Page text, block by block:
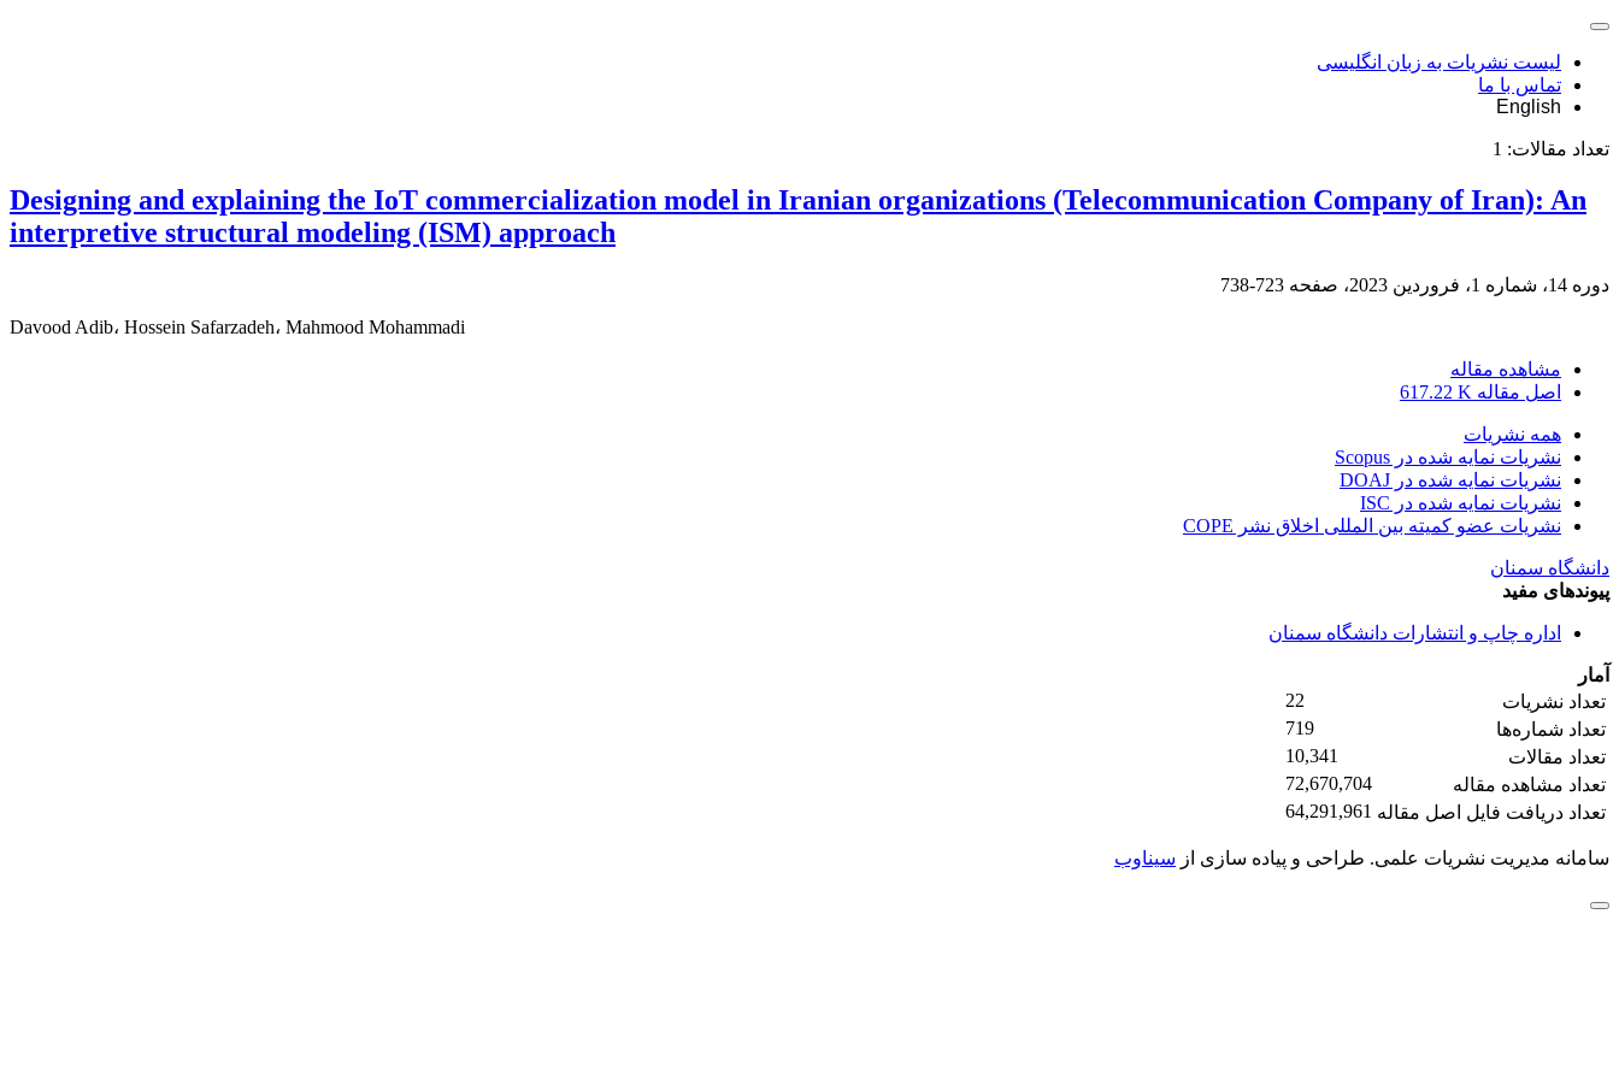
لیست نشریات به زبان انگلیسی
تماس با ما
English
تعداد مقالات: 1
Designing and explaining the IoT commercialization model in Iranian organizations (Telecommunication Company of Iran): An
interpretive structural modeling (ISM) approach
دوره 14، شماره 1، فروردین 2023، صفحه 723-738
Davood Adib، Hossein Safarzadeh، Mahmood Mohammadi
مشاهده مقاله
اصل مقاله 617.22 K
همه نشریات
نشریات نمایه شده در Scopus
نشریات نمایه شده در DOAJ
نشریات نمایه شده در ISC
نشریات عضو کمیته بین المللی اخلاق نشر COPE
دانشگاه سمنان
پیوندهای مفید
اداره چاپ و انتشارات دانشگاه سمنان
آمار
تعداد نشریات
22
تعداد شماره‌ها
719
تعداد مقالات
10,341
تعداد مشاهده مقاله
72,670,704
تعداد دریافت فایل اصل مقاله 64,291,961
سامانه مدیریت نشریات علمی. طراحی و پیاده سازی از سیناوب